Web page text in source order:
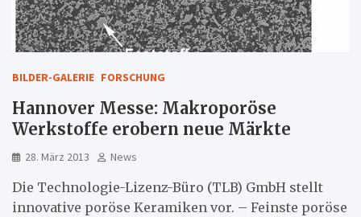
BILDER-GALERIE FORSCHUNG
Hannover Messe: Makroporöse
Werkstoffe erobern neue Märkte
28. März 2013 News
Die Technologie-Lizenz-Büro (TLB) GmbH stellt
innovative poröse Keramiken vor. – Feinste poröse